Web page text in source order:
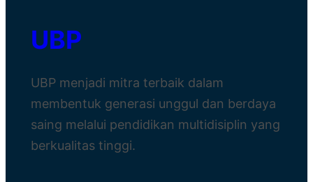
UBP
UBP menjadi mitra terbaik dalam
membentuk generasi unggul dan berdaya
saing melalui pendidikan multidisiplin yang
berkualitas tinggi.